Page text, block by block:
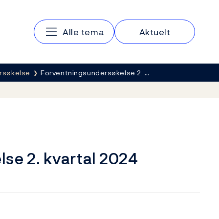
Hovedmeny
Alle tema Aktuelt
Forventningsundersøkelse 2. …
2. kvartal 2024